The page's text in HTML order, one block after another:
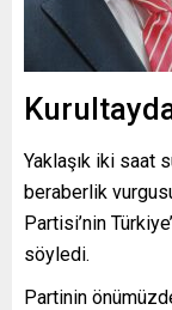
Yaklaşık iki saat
beraberlik
Partisi’nin
söyledi.
Partinin